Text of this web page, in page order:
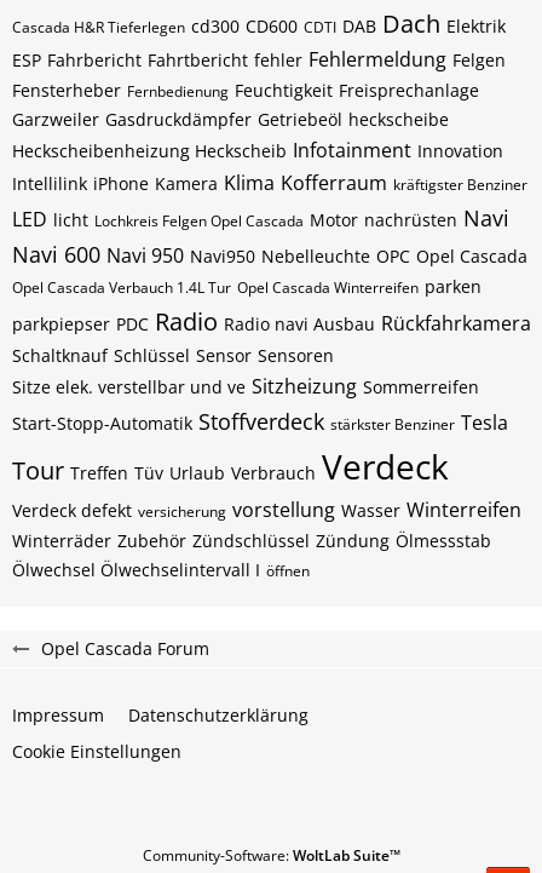
Cascada H&R Tieferlegen cd300 CD600 CDTI DAB Dach Elektrik
ESP Fahrbericht Fahrtbericht fehler Fehlermeldung Felgen
Fensterheber Fernbedienung Feuchtigkeit Freisprechanlage
Garzweiler Gasdruckdämpfer Getriebeöl heckscheibe
Heckscheibenheizung Heckscheib Infotainment Innovation
Intellilink iPhone Kamera Klima Kofferraum kräftigster Benziner
LED licht Lochkreis Felgen Opel Cascada Motor nachrüsten Navi
Navi 600 Navi 950 Navi950 Nebelleuchte OPC Opel Cascada
Opel Cascada Verbauch 1.4L Tur Opel Cascada Winterreifen parken
parkpiepser PDC Radio Radio navi Ausbau Rückfahrkamera
Schaltknauf Schlüssel Sensor Sensoren
Sitze elek. verstellbar und ve Sitzheizung Sommerreifen
Start-Stopp-Automatik Stoffverdeck stärkster Benziner Tesla
Tour Treffen Tüv Urlaub Verbrauch Verdeck
Verdeck defekt versicherung vorstellung Wasser Winterreifen
Winterräder Zubehör Zündschlüssel Zündung Ölmessstab
Ölwechsel Ölwechselintervall I öffnen
Opel Cascada Forum
Impressum
Datenschutzerklärung
Cookie Einstellungen
Community-Software:WoltLab Suite™